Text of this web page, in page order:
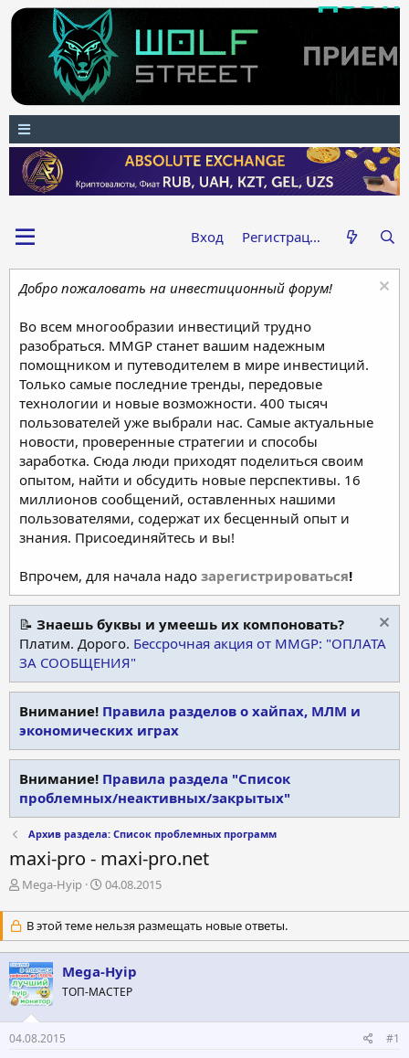
Вход Регистрация
Добро пожаловать на инвестиционный форум!
Во всем многообразии инвестиций трудно
разобраться. MMGP станет вашим надежным
помощником и путеводителем в мире инвестиций.
Только самые последние тренды, передовые
технологии и новые возможности. 400 тысяч
пользователей уже выбрали нас. Самые актуальные
новости, проверенные стратегии и способы
заработка. Сюда люди приходят поделиться своим
опытом, найти и обсудить новые перспективы. 16
миллионов сообщений, оставленных нашими
пользователями, содержат их бесценный опыт и
знания. Присоединяйтесь и вы!
Впрочем, для начала надо зарегистрироваться!
📝 Знаешь буквы и умеешь их компоновать?
Платим. Дорого. Бессрочная акция от MMGP: "ОПЛАТА
ЗА СООБЩЕНИЯ"
Внимание! Правила разделов о хайпах, МЛМ и
экономических играх
Внимание! Правила раздела "Список
проблемных/неактивных/закрытых"
Архив раздела: Список проблемных программ
maxi-pro - maxi-pro.net
А
т
о
р
т
е
м
ы
Mega-Hyip
Д
т
а
н
а
ч
а
04.08.2015
В этой теме нельзя размещать новые ответы.
Mega-Hyip
ТОП-МАСТЕР
04.08.2015 #1